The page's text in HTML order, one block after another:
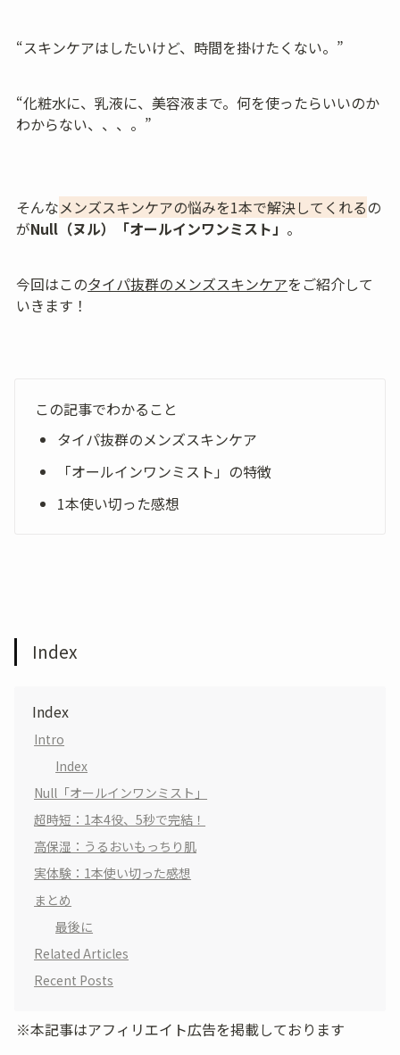
“スキンケアはしたいけど、時間を掛けたくない。”
“化粧水に、乳液に、美容液まで。何を使ったらいいのか
わからない、、、。”
そんなメンズスキンケアの悩みを1本で解決してくれるの
がNull（ヌル）「オールインワンミスト」 。
今回はこのタイパ抜群のメンズスキンケアをご紹介して
いきます！
この記事でわかること
タイパ抜群のメンズスキンケア
「オールインワンミスト」の特徴
1本使い切った感想
Index
Index
Intro
Index
Null「オールインワンミスト」
超時短：1本4役、5秒で完結！
高保湿：うるおいもっちり肌
実体験：1本使い切った感想
まとめ
最後に
Related Articles
Recent Posts
※本記事はアフィリエイト広告を掲載しております